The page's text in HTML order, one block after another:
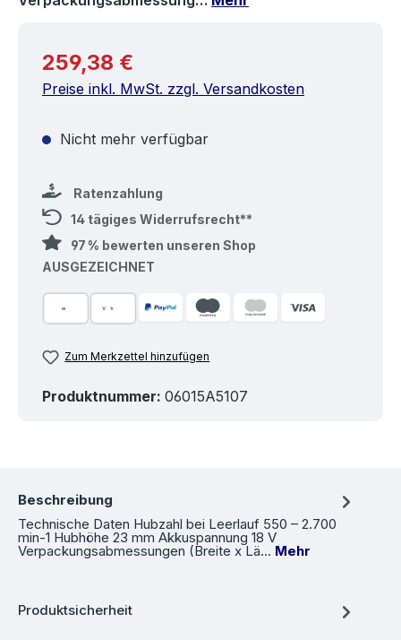
Regulärer Preis:
259,38 €
Preise inkl. MwSt. zzgl. Versandkosten
Nicht mehr verfügbar
Ratenzahlung
14 tägiges Widerrufsrecht**
97 % bewerten unseren Shop
AUSGEZEICHNET
Zum Merkzettel hinzufügen
Produktnummer: 06015A5107
Beschreibung
Technische Daten Hubzahl bei Leerlauf 550 – 2.700
min-1 Hubhöhe 23 mm Akkuspannung 18 V
Verpackungsabmessungen (Breite x Lä… Mehr
Produktsicherheit